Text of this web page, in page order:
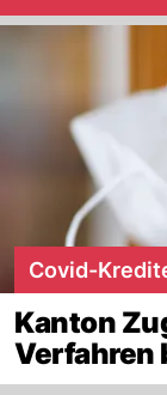
Covid-
Kanton
Verfahren